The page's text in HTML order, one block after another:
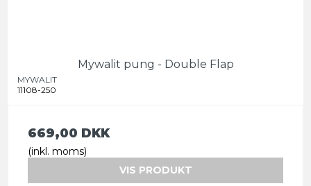
Mywalit pung - Double Flap
MYWALIT
11108-250
669,00 DKK
(inkl. moms)
VIS PRODUKT